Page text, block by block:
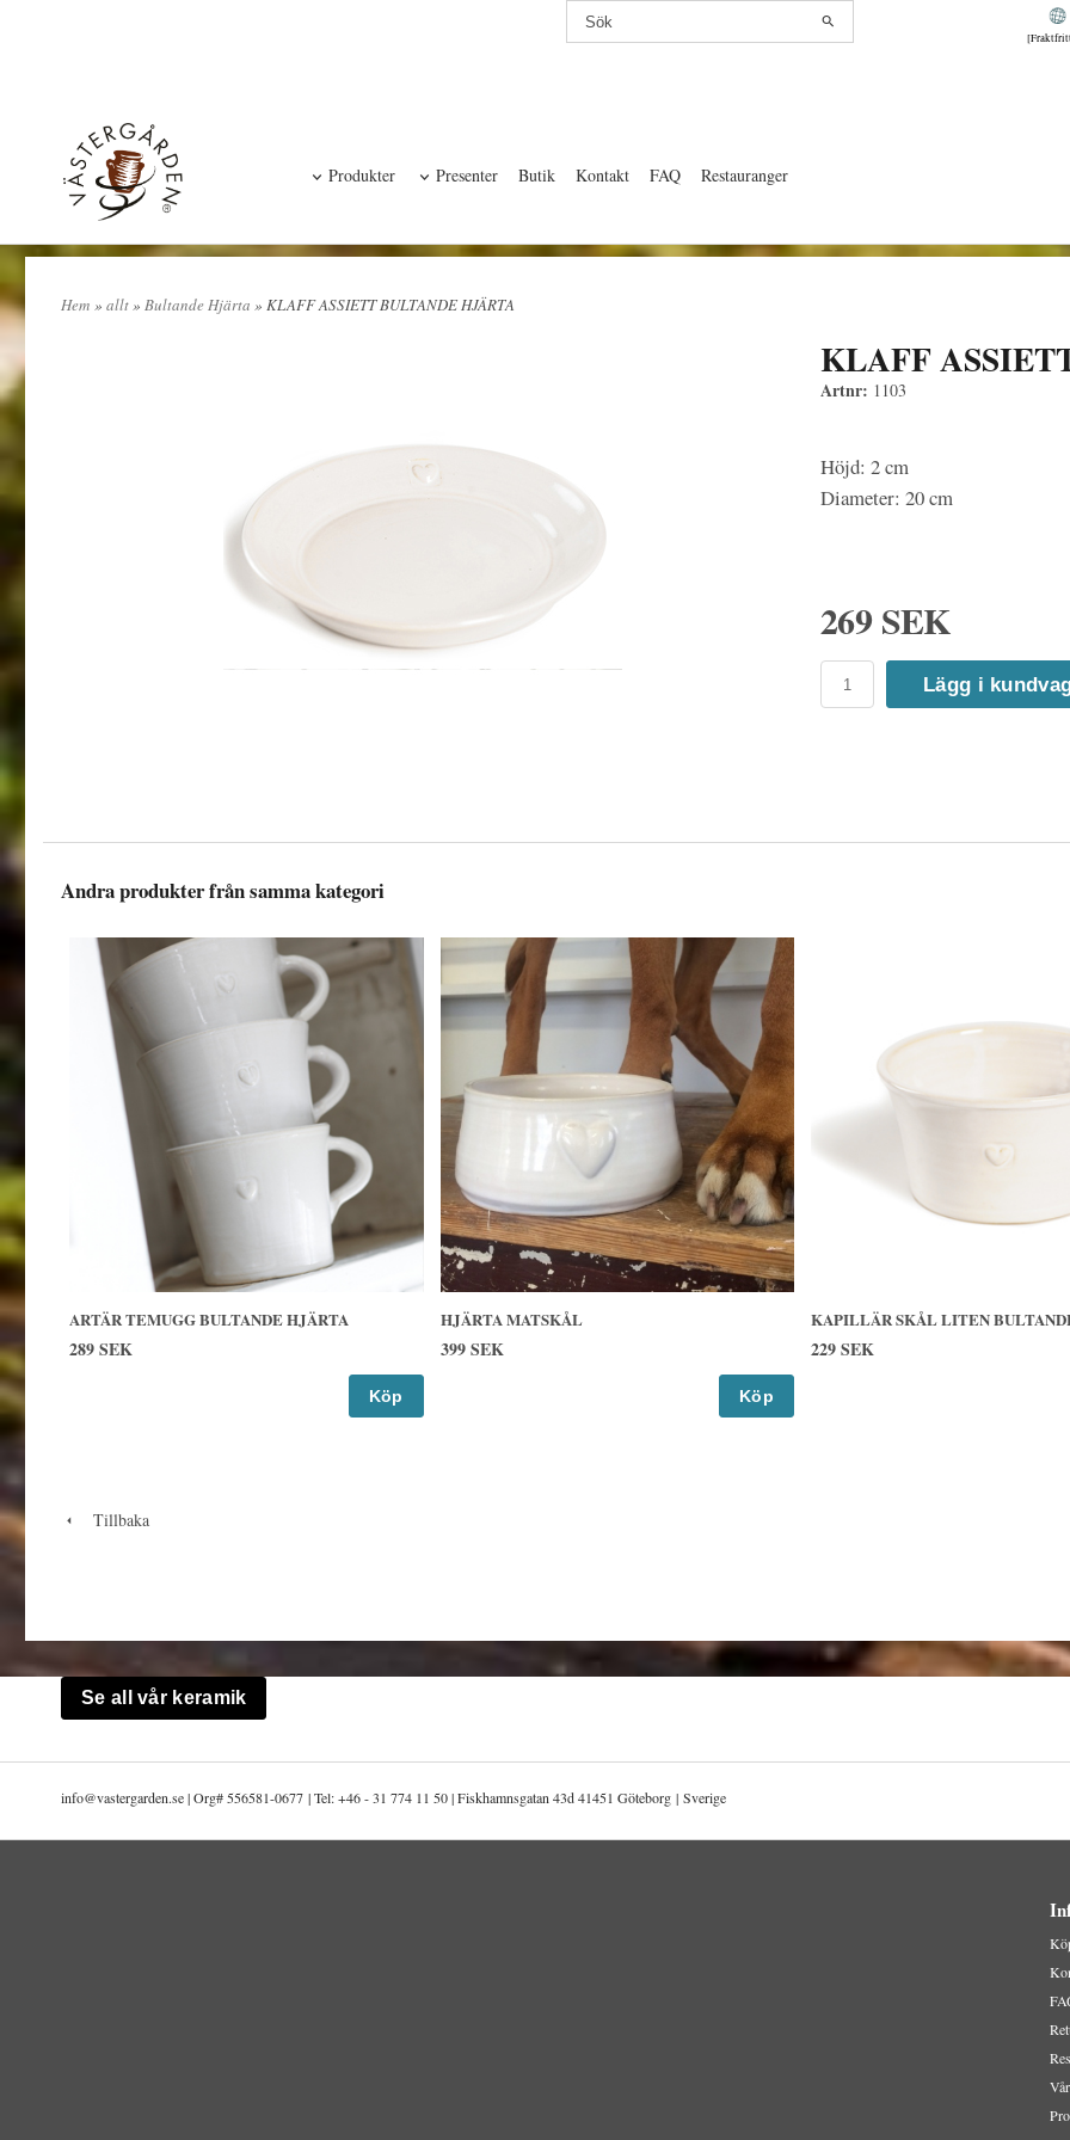
Produkter Presenter Butik Kontakt FAQ Restauranger
Hem » allt» Bultande Hjärta » KLAFF ASSIETT BULTANDE HJÄRTA
KLAFF
Artnr: 1103
Höjd: 2 cm
Diameter: 20 cm
269 SEK
Lägg i
Andra produkter från samma kategori
ARTÄR TEMUGG BULTANDE HJÄRTA
289 SEK
Köp
HJÄRTA MATSKÅL
399 SEK
Köp
KAPILLÄR SKÅL LITEN
229 SEK
Tillbaka
Se all vår keramik
info@vastergarden.se | Org# 556581-0677 | Tel: +46 - 31 774 11 50 | Fiskhamnsgatan 43d 41451 Göteborg | Sverige